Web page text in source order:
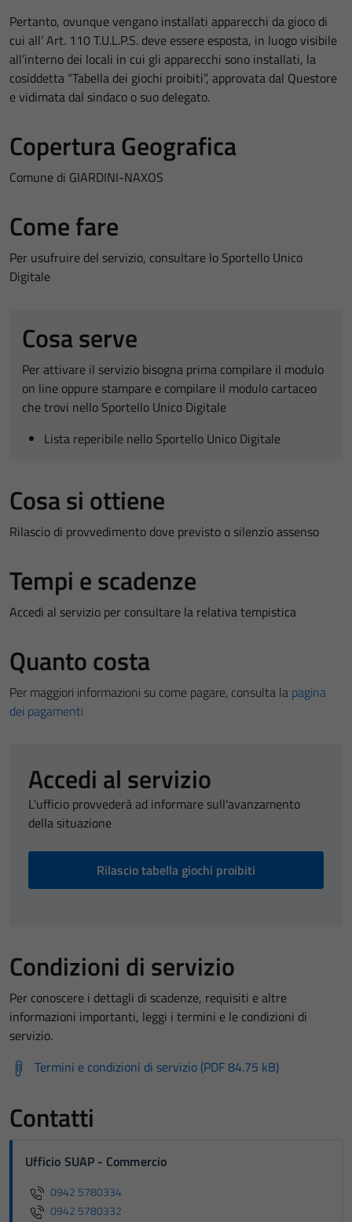
Pertanto, ovunque vengano installati apparecchi da gioco di
cui all’ Art. 110 T.U.L.P.S. deve essere esposta, in luogo visibile
all’interno dei locali in cui gli apparecchi sono installati, la
cosiddetta “Tabella dei giochi proibiti”, approvata dal Questore
e vidimata dal sindaco o suo delegato.
Copertura Geografica
Comune di GIARDINI-NAXOS
Come fare
Per usufruire del servizio, consultare lo Sportello Unico
Digitale
Cosa serve
Per attivare il servizio bisogna prima compilare il modulo
on line oppure stampare e compilare il modulo cartaceo
che trovi nello Sportello Unico Digitale
Lista reperibile nello Sportello Unico Digitale
Cosa si ottiene
Rilascio di provvedimento dove previsto o silenzio assenso
Tempi e scadenze
Accedi al servizio per consultare la relativa tempistica
Quanto costa
Per maggiori informazioni su come pagare, consulta la pagina
dei pagamenti
Accedi al servizio
L'ufficio provvederà ad informare sull'avanzamento
della situazione
Rilascio tabella giochi proibiti
Condizioni di servizio
Per conoscere i dettagli di scadenze, requisiti e altre
informazioni importanti, leggi i termini e le condizioni di
servizio.
Termini e condizioni di servizio (PDF 84.75 kB)
Contatti
Ufficio SUAP - Commercio
0942 5780334
0942 5780332